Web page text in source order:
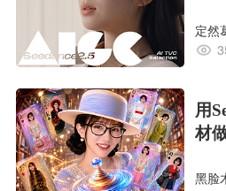
定然
用
材
黑脸